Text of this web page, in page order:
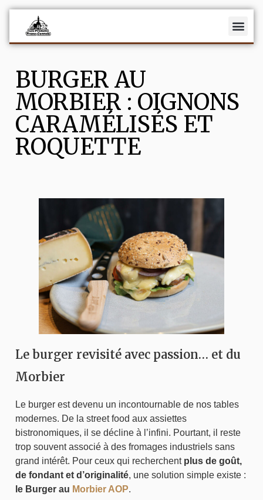
Charcuterie
Vins
Recettes
Actualités
BURGER AU
MORBIER : OIGNONS
CARAMÉLISÉS ET
ROQUETTE
Le burger revisité avec passion… et du
Morbier
Le burger est devenu un incontournable de nos tables
modernes. De la street food aux assiettes
bistronomiques, il se décline à l’infini. Pourtant, il reste
trop souvent associé à des fromages industriels sans
grand intérêt. Pour ceux qui recherchent plus de goût,
de fondant et d’originalité, une solution simple existe :
le Burger au Morbier AOP.